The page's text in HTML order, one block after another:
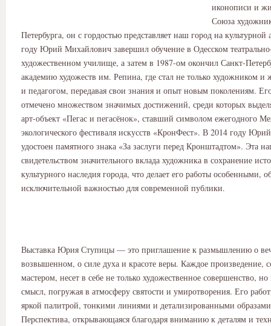
иконописи и
Союза
Петербурга, он с гордостью представляет наш город на культурной
году Юрий Михайлович завершил обучение в Одесском
художественном училище, а затем в 1987-ом окончил Санкт-
академию художеств им. Репина, где стал не только художником
и педагогом, передавая свои знания и опыт новым поколениям.
отмечено множеством значимых достижений, среди которых
арт-объект «Пегас и пегасёнок», ставший символом ежегодного
экологического фестиваля искусств «КронФест». В 2014 году
удостоен памятного знака «За заслуги перед Кронштадтом». Эта
свидетельством значительного вклада художника в сохранение
культурного наследия города, что делает его работы особенными,
исключительной важностью для современной публики.
Выставка Юрия Ступицы — это приглашение к размышлению о
возвышенном, о силе духа и красоте веры. Каждое произведение,
мастером, несет в себе не только художественное совершенство,
смысл, погружая в атмосферу святости и умиротворения. Его
яркой палитрой, тонкими линиями и детализированными
Перспектива, открывающаяся благодаря вниманию к деталям и